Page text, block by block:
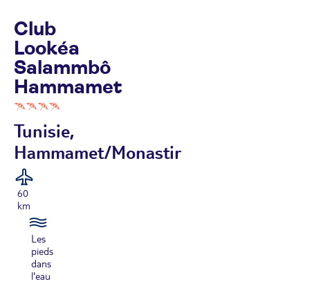
Club
Lookéa
Salammbô
Hammamet
Tunisie,
Hammamet/Monastir
60
km
Les
pieds
dans
l'eau